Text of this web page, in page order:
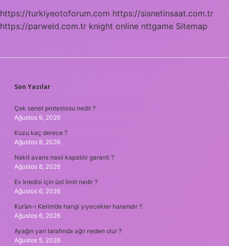
https://turkiyeotoforum.com https://sisnetinsaat.com.tr
https://parweld.com.tr knight online nttgame Sitemap
SIDEBAR
Son Yazılar
Çek senet protestosu nedir ?
Ağustos 9, 2026
Kuzu kaç derece ?
Ağustos 8, 2026
Nakit avans nasıl kapatılır garanti ?
Ağustos 8, 2026
Ev kredisi için üst limit nedir ?
Ağustos 6, 2026
Kur’an-ı Kerim’de hangi yiyecekler haramdır ?
Ağustos 6, 2026
Ayağın yan tarafında ağrı neden olur ?
Ağustos 5, 2026